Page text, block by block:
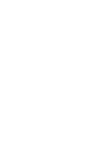
斤)泰克示波器TDS2004C连